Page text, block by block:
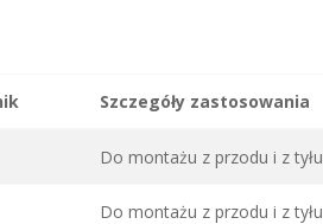
Szczegóły zastosowania
Do montażu z przodu i z tyłu
Do montażu z przodu i z tyłu